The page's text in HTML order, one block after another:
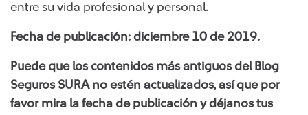
entre su vida profesional y personal.
Fecha de publicación: diciembre 10 de 2019.
Puede que los contenidos más ​​antiguos del Blog
Seguros SURA no estén actualizados, así que por
favor mira la fecha de publicación y déjanos tus